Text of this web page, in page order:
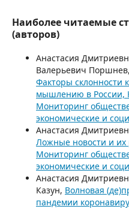
Наиболее читаемые
(авторов)
Анастасия
Валерьевич Поршнев,
Факторы склонности
мышлению в России,
Мониторинг
экономические и
Анастасия
Ложные новости и
Мониторинг
экономические и
Анастасия
Казун, Волновая
пандемии